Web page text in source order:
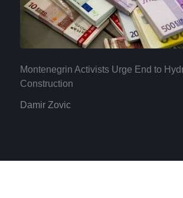
Montenegrin Activists Urge End to
Construction
Damir Zovic